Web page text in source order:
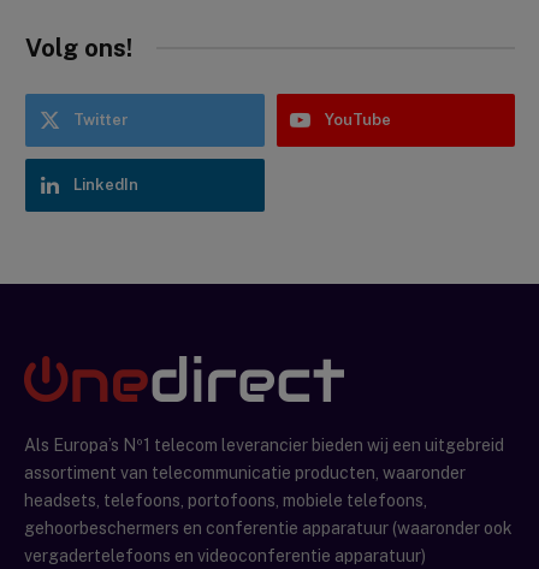
Volg ons!
Twitter YouTube
LinkedIn
Als Europa’s Nº1 telecom leverancier bieden wij een uitgebreid
assortiment van telecommunicatie producten, waaronder
headsets, telefoons, portofoons, mobiele telefoons,
gehoorbeschermers en conferentie apparatuur (waaronder ook
vergadertelefoons en videoconferentie apparatuur)